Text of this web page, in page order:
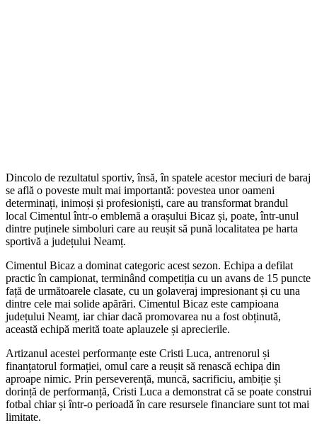
Dincolo de rezultatul sportiv, însă, în spatele acestor meciuri de baraj
se află o poveste mult mai importantă: povestea unor oameni
determinați, inimoși și profesioniști, care au transformat brandul
local Cimentul într-o emblemă a orașului Bicaz și, poate, într-unul
dintre puținele simboluri care au reușit să pună localitatea pe harta
sportivă a județului Neamț.
Cimentul Bicaz a dominat categoric acest sezon. Echipa a defilat
practic în campionat, terminând competiția cu un avans de 15 puncte
față de următoarele clasate, cu un golaveraj impresionant și cu una
dintre cele mai solide apărări. Cimentul Bicaz este campioana
județului Neamț, iar chiar dacă promovarea nu a fost obținută,
această echipă merită toate aplauzele și aprecierile.
Artizanul acestei performanțe este Cristi Luca, antrenorul și
finanțatorul formației, omul care a reușit să renască echipa din
aproape nimic. Prin perseverență, muncă, sacrificiu, ambiție și
dorință de performanță, Cristi Luca a demonstrat că se poate construi
fotbal chiar și într-o perioadă în care resursele financiare sunt tot mai
limitate.